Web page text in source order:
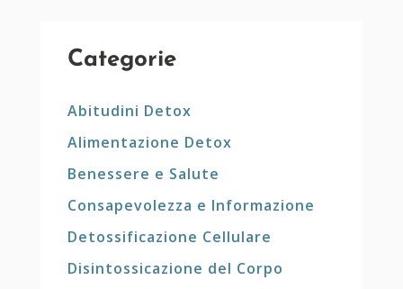
Categorie
Abitudini Detox
Alimentazione Detox
Benessere e Salute
Consapevolezza e Informazione
Detossificazione Cellulare
Disintossicazione del Corpo